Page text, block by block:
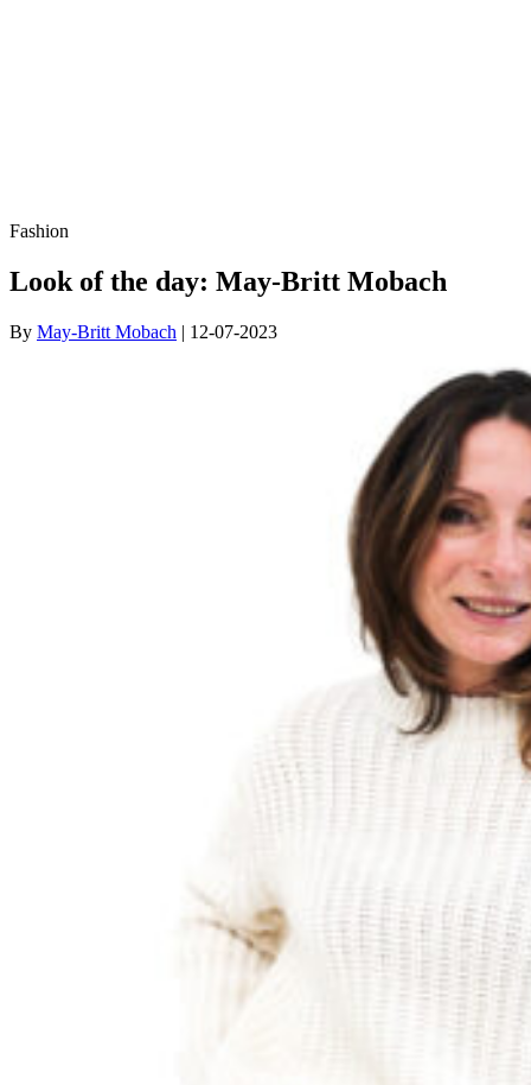
Fashion
Look of the day: May-Britt Mobach
By May-Britt Mobach | 12-07-2023